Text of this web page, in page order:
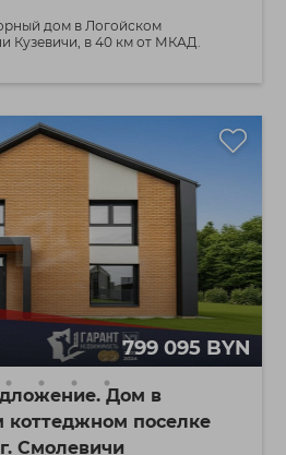
дом в Логойском
Кузевичи, в 40 км от МКАД.
799 095 BYN
Дом в
коттеджном поселке
Смолевичи